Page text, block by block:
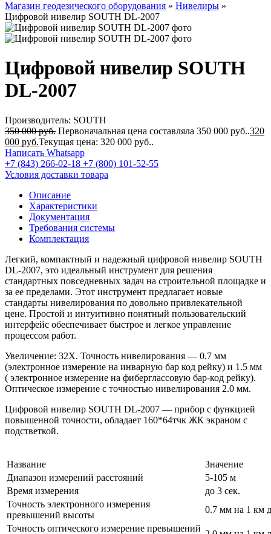
Магазин геодезического оборудования » Нивелиры »
Цифровой нивелир SOUTH DL-2007
Цифровой нивелир SOUTH
DL-2007
Производитель: SOUTH
350 000руб. Первоначальная цена составляла 350 000 руб..320
000 руб.Текущая цена: 320 000 руб..
Написать Whatsapp
+7 (843) 266-02-18 +7 (800) 101-52-55
Условия доставки товара
Описание
Характеристики
Документация
Требования системы
Комплектация
Легкий, компактный и надежный цифровой нивелир SOUTH
DL-2007, это идеальный инструмент для решения
стандартных повседневных задач на строительной площадке и
за ее пределами. Этот инструмент предлагает новые
стандарты нивелирования по довольно привлекательной
цене. Простой и интуитивно понятный пользовательский
интерфейс обеспечивает быстрое и легкое управление
процессом работ.
Увеличение: 32Х. Точность нивелирования — 0.7 мм
(электронное измерение на инварную бар код рейку) и 1.5 мм
( электронное измерение на фиберглассовую бар-код рейку).
Оптическое измерение с точностью нивелирования 2.0 мм.
Цифровой нивелир SOUTH DL-2007 — прибор с функцией
повышенной точности, обладает 160*64тчк ЖК экраном с
подстветкой.
Название
Значение
Диапазон измерений расстояний
5-105 м
Время измерения
до 3 сек.
Точность электронного измерения
превышений высоты
0.7 мм на 1 км
Точность оптического измерение превышений